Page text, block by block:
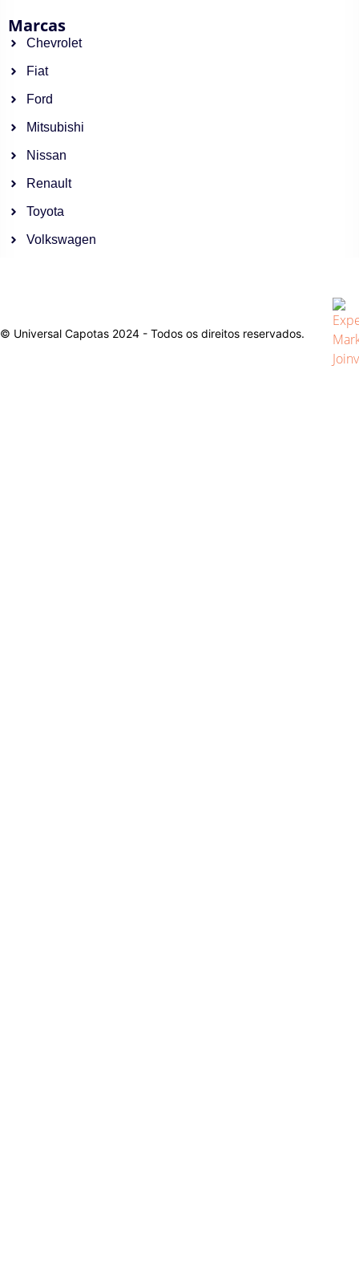
Marcas
Chevrolet
Fiat
Ford
Mitsubishi
Nissan
Renault
Toyota
Volkswagen
© Universal Capotas 2024 - Todos os direitos reservados.